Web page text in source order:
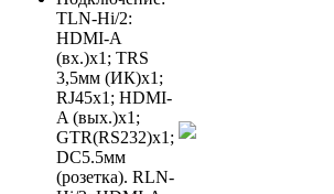
TLN-Hi/2:
HDMI-A
(вх.)х1; TRS
3,5мм (ИК)х1;
RJ45х1; HDMI-
A (вых.)х1;
GTR(RS232)х1;
DC5.5мм
(розетка). RLN-